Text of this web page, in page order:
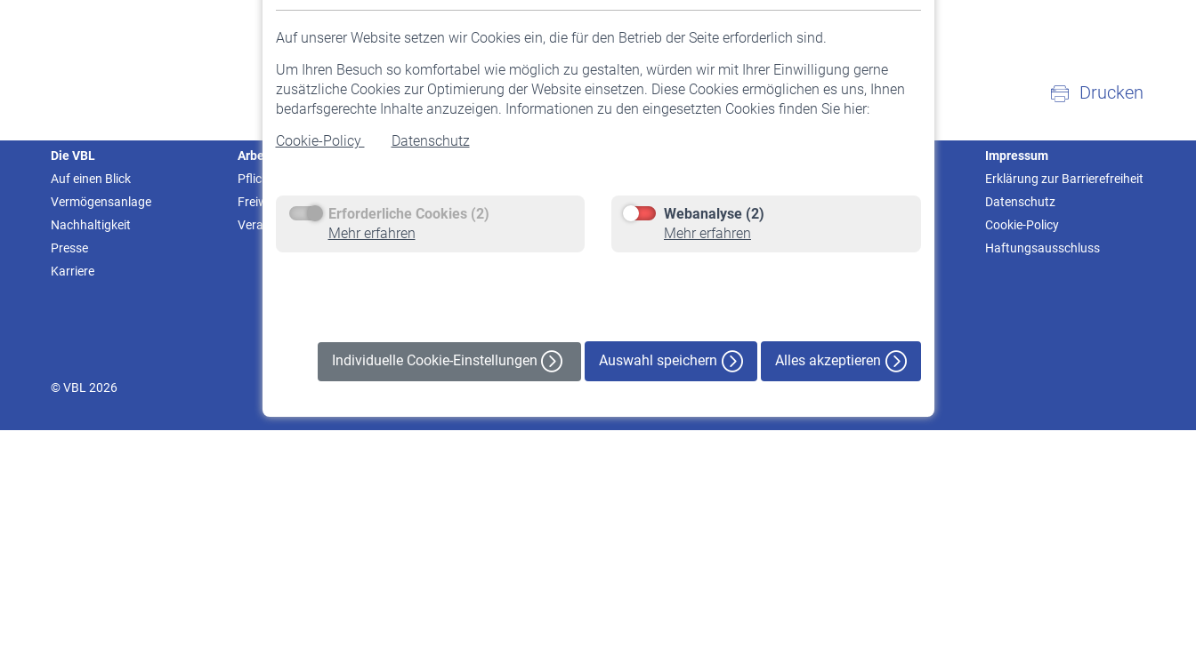
Auf unserer Website setzen wir Cookies ein, die für den Betrieb der Seite erforderlich sind.
Um Ihren Besuch so komfortabel wie möglich zu gestalten, würden wir mit Ihrer Einwilligung gerne
zusätzliche Cookies zur Optimierung der Website einsetzen. Diese Cookies ermöglichen es uns, Ihnen
bedarfsgerechte Inhalte anzuzeigen. Informationen zu den eingesetzten Cookies finden Sie hier:
Cookie-Policy
Datenschutz
Erforderliche Cookies (2)
Mehr erfahren
Webanalyse (2)
Mehr erfahren
Individuelle Cookie-Einstellungen Auswahl speichern Alles akzeptieren
Drucken
Die VBL
Auf einen Blick
Vermögensanlage
Nachhaltigkeit
Presse
Karriere
Arbeitgeber
Pflichtversicherung
Freiwillige Versicherung
Veranstaltungen
Staatliche Förderung
Rente beantragen
Rentenauszahlung
Impressum
Erklärung zur Barrierefreiheit
Datenschutz
Cookie-Policy
Haftungsausschluss
© VBL 2026